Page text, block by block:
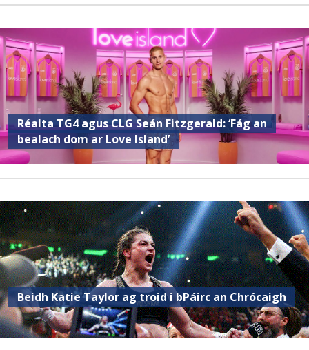
Réalta TG4 agus CLG Seán Fitzgerald: ‘Fág an
bealach dom ar Love Island’
Beidh Katie Taylor ag troid i bPáirc an Chrócaigh